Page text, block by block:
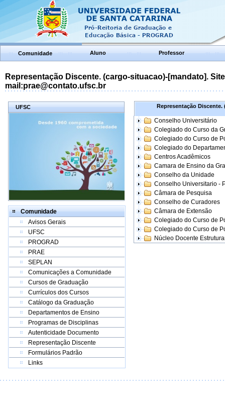
Comunidade Aluno Professor
Representação Discente. (cargo-situacao)-[mandato].
mail:prae@contato.ufsc.br
UFSC
Comunidade
Avisos Gerais
UFSC
PROGRAD
PRAE
SEPLAN
Comunicações a Comunidade
Cursos de Graduação
Currículos dos Cursos
Catálogo da Graduação
Departamentos de Ensino
Programas de Disciplinas
Autenticidade Documento
Representação Discente
Formulários Padrão
Links
Representação Discente.
Conselho Universitário
Colegiado do Curso da
Colegiado do Curso de
Colegiado do
Centros Acadêmicos
Camara de Ensino da
Conselho da Unidade
Conselho Universitario -
Câmara de Pesquisa
Conselho de Curadores
Câmara de Extensão
Colegiado do Curso de
Colegiado do Curso de
Núcleo Docente